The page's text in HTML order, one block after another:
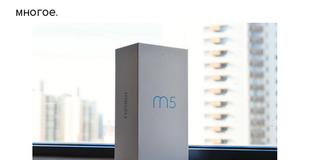
многое.